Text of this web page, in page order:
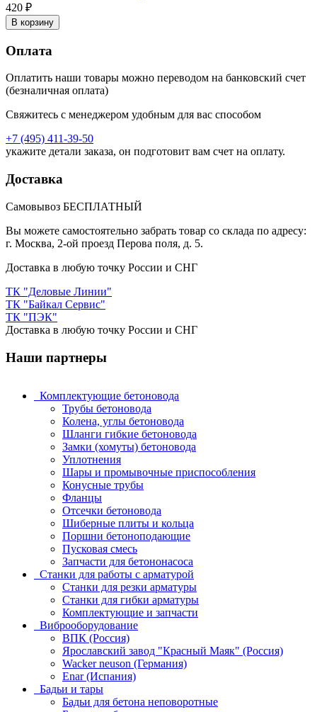
420 ₽
В корзину
Оплата
Оплатить наши товары можно переводом на банковский счет
(безналичная оплата)
Свяжитесь с менеджером удобным для вас способом
+7 (495) 411-39-50
укажите детали заказа, он подготовит вам счет на оплату.
Доставка
Самовывоз БЕСПЛАТНЫЙ
Вы можете самостоятельно забрать товар со склада по адресу:
г. Москва, 2-ой проезд Перова поля, д. 5.
Доставка в любую точку России и СНГ
ТК "Деловые Линии"
ТК "Байкал Сервис"
ТК "ПЭК"
Доставка в любую точку России и СНГ
Наши партнеры
Комплектующие бетоновода
Трубы бетоновода
Колена, углы бетоновода
Шланги гибкие бетоновода
Замки (хомуты) бетоновода
Уплотнения
Шары и промывочные приспособления
Конусные трубы
Фланцы
Отсечки бетоновода
Шиберные плиты и кольца
Поршни бетоноподающие
Пусковая смесь
Запчасти для бетононасоса
Станки для работы с арматурой
Станки для резки арматуры
Станки для гибки арматуры
Комплектующие и запчасти
Виброоборудование
ВПК (Россия)
Ярославский завод "Красный Маяк" (Россия)
Wacker neuson (Германия)
Enar (Испания)
Бадьи и тары
Бадьи для бетона неповоротные